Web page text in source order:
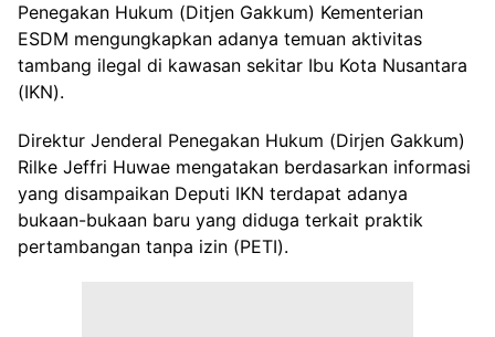
Penegakan Hukum (Ditjen Gakkum) Kementerian
ESDM mengungkapkan adanya temuan aktivitas
tambang ilegal di kawasan sekitar Ibu Kota Nusantara
(IKN).
Direktur Jenderal Penegakan Hukum (Dirjen Gakkum)
Rilke Jeffri Huwae mengatakan berdasarkan informasi
yang disampaikan Deputi IKN terdapat adanya
bukaan-bukaan baru yang diduga terkait praktik
pertambangan tanpa izin (PETI).